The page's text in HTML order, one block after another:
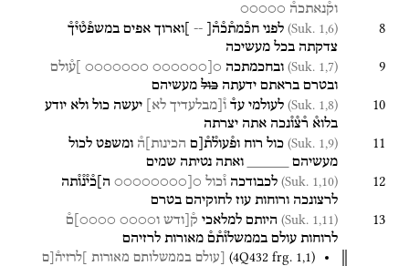
וק֯נאתכה֯ ○○○○○
8
(Suk. 1,6) לפני חכ֯מת֯כ֯ה֯[ -- ]וארוך אפים במשפ֯ט֯י֯ך֯
צדקתה בכל מעשיכה
9
(Suk. 1,7) ובחכמתכה ○[○○○○○○
○○○○○○○
]ע֯ולם
ובטרם בראתם ידעתה כול מעשיהם
10
(Suk. 1,8) לעולמי עד֯ ו֯[מבלעדיך לא] יעשה כול ולא יודע
בלוא֯ ר֯צ֯ו֯נכה אתה יצרתה
11
(Suk. 1,9) כול רוח ופ֯עול֯ת֯[ם הכינות]ה֯ ומשפט לכול
מעשיהם
ואתה נטיתה שמים
12
(Suk. 1,10) לכבודכה ו֯כול ○[○○○○○○○○ ה]כ֯י֯נ֯ו֯תה
לרצונכה ורוחות עוז לחוקיהם בטרם
13
(Suk. 1,11) היותם למלאכי ק֯[ודש ו○○○○ ○○○○]ם֯
לרוחות עולם בממשלו֯ת֯ם֯ מאורות לרזיהם
(4Q432 frg. 1,1) [עולם בממשלותם מאורות ]לרזיה֯[ם